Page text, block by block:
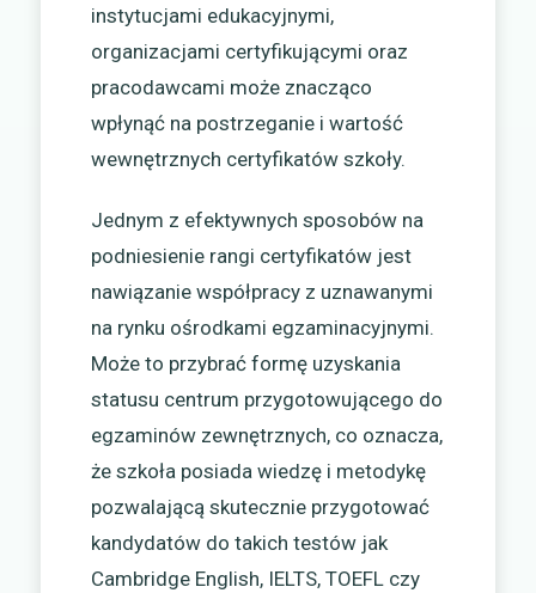
instytucjami edukacyjnymi,
organizacjami certyfikującymi oraz
pracodawcami może znacząco
wpłynąć na postrzeganie i wartość
wewnętrznych certyfikatów szkoły.
Jednym z efektywnych sposobów na
podniesienie rangi certyfikatów jest
nawiązanie współpracy z uznawanymi
na rynku ośrodkami egzaminacyjnymi.
Może to przybrać formę uzyskania
statusu centrum przygotowującego do
egzaminów zewnętrznych, co oznacza,
że szkoła posiada wiedzę i metodykę
pozwalającą skutecznie przygotować
kandydatów do takich testów jak
Cambridge English, IELTS, TOEFL czy